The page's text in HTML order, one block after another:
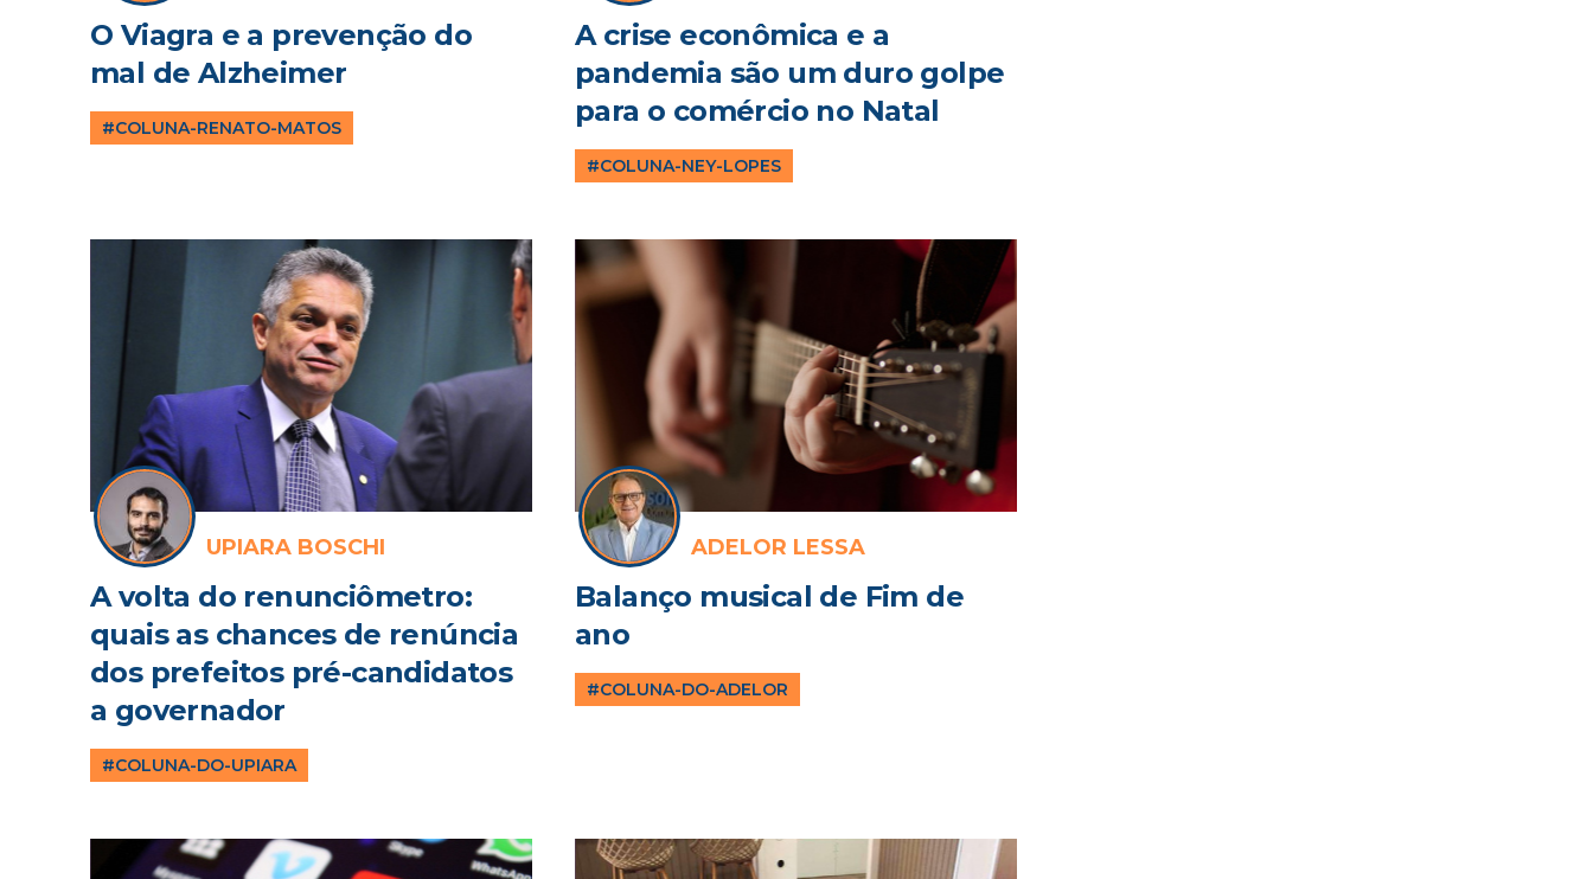
O Viagra e a prevenção do
mal de Alzheimer
#COLUNA-RENATO-MATOS
A crise econômica e a
pandemia são um duro golpe
para o comércio no Natal
#COLUNA-NEY-LOPES
UPIARA BOSCHI
A volta do renunciômetro:
quais as chances de renúncia
dos prefeitos pré-candidatos
a governador
#COLUNA-DO-UPIARA
ADELOR LESSA
Balanço musical de Fim de
ano
#COLUNA-DO-ADELOR